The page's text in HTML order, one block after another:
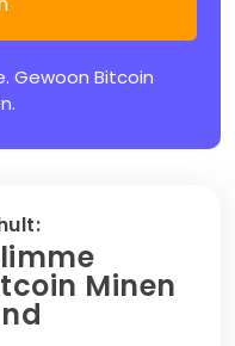
Gewoon Bitcoin
Minen